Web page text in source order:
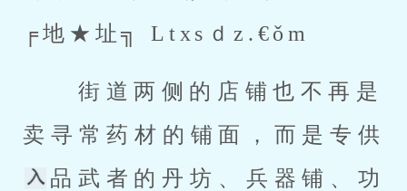
╒地★址╗ Ltxsｄz.€ǒm
卖寻常药材的铺面，而是专供
品武者的丹坊、兵器铺、功